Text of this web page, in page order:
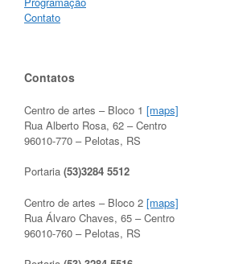
Contato
Contatos
Centro de artes – Bloco 1 [maps]
Rua Alberto Rosa, 62 – Centro
96010-770 – Pelotas, RS
Portaria (53)3284 5512
Centro de artes – Bloco 2 [maps]
Rua Álvaro Chaves, 65 – Centro
96010-760 – Pelotas, RS